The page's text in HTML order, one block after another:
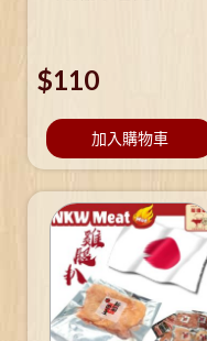
$110
加入購物車